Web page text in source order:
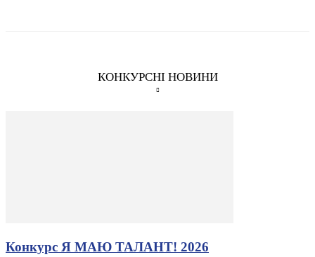
КОНКУРСНІ НОВИНИ
Конкурс Я МАЮ ТАЛАНТ! 2026